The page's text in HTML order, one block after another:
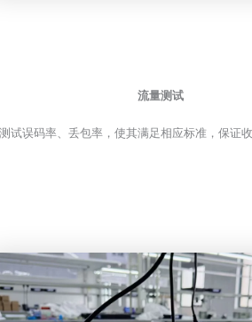
流量测试
测试误码率、丢包率，使其满足相应标准，保证收